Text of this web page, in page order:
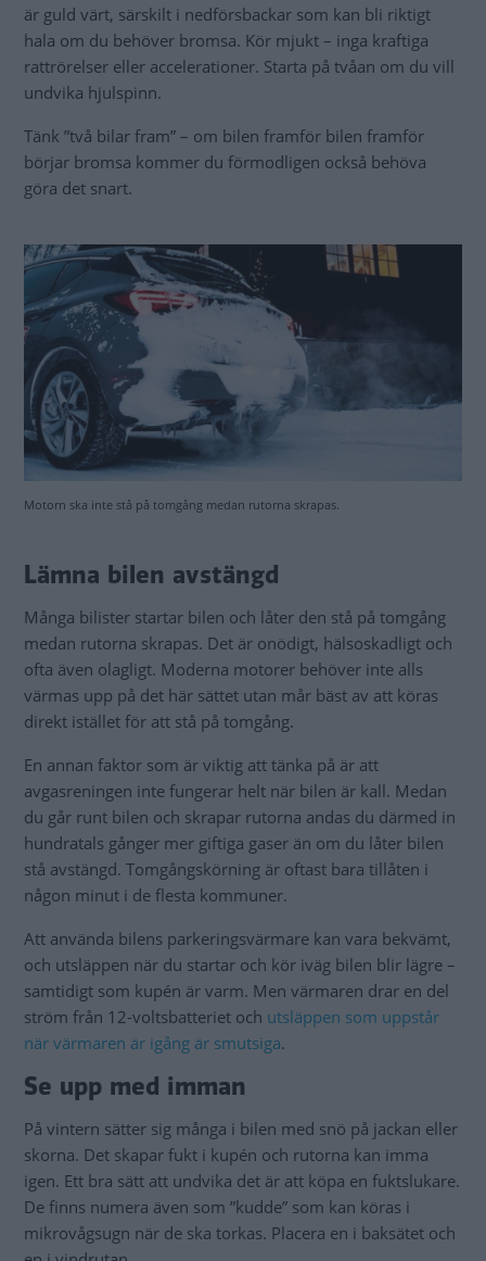
är guld värt, särskilt i nedförsbackar som kan bli riktigt
hala om du behöver bromsa. Kör mjukt – inga kraftiga
rattrörelser eller accelerationer. Starta på tvåan om du vill
undvika hjulspinn.
Tänk ”två bilar fram” – om bilen framför bilen framför
börjar bromsa kommer du förmodligen också behöva
göra det snart.
Motorn ska inte stå på tomgång medan rutorna skrapas.
Lämna bilen avstängd
Många bilister startar bilen och låter den stå på tomgång
medan rutorna skrapas. Det är onödigt, hälsoskadligt och
ofta även olagligt. Moderna motorer behöver inte alls
värmas upp på det här sättet utan mår bäst av att köras
direkt istället för att stå på tomgång.
En annan faktor som är viktig att tänka på är att
avgasreningen inte fungerar helt när bilen är kall. Medan
du går runt bilen och skrapar rutorna andas du därmed in
hundratals gånger mer giftiga gaser än om du låter bilen
stå avstängd. Tomgångskörning är oftast bara tillåten i
någon minut i de flesta kommuner.
Att använda bilens parkeringsvärmare kan vara bekvämt,
och utsläppen när du startar och kör iväg bilen blir lägre –
samtidigt som kupén är varm. Men värmaren drar en del
ström från 12-voltsbatteriet och utsläppen som uppstår
när värmaren är igång är smutsiga.
Se upp med imman
På vintern sätter sig många i bilen med snö på jackan eller
skorna. Det skapar fukt i kupén och rutorna kan imma
igen. Ett bra sätt att undvika det är att köpa en fuktslukare.
De finns numera även som ”kudde” som kan köras i
mikrovågsugn när de ska torkas. Placera en i baksätet och